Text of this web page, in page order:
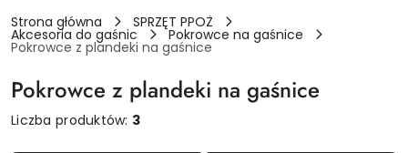
Strona główna SPRZĘT PPOŻ
Akcesoria do gaśnic Pokrowce na gaśnice
Pokrowce z plandeki na gaśnice
Pokrowce z plandeki na gaśnice
Liczba produktów: 3